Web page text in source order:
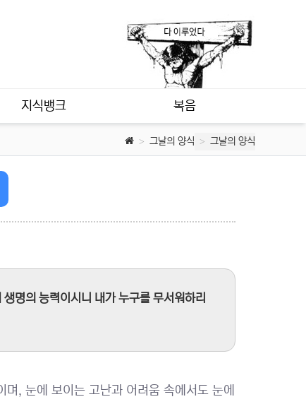
지식뱅크 복음
그날의 양식 그날의 양식
명의 능력이시니 내가 누구를 무서워하리
, 눈에 보이는 고난과 어려움 속에서도 눈에